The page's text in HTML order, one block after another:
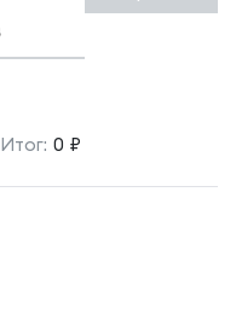
Итог: 0 ₽